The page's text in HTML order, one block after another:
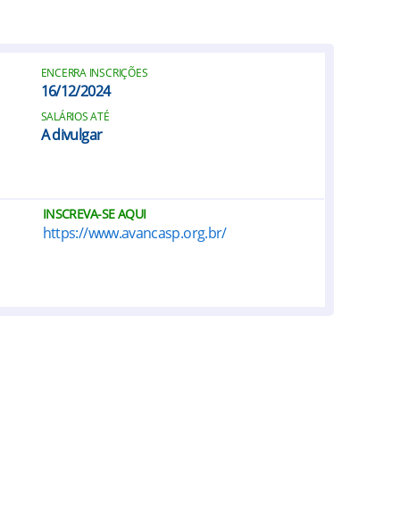
ENCERRA INSCRIÇÕES
16/12/2024
SALÁRIOS ATÉ
A divulgar
INSCREVA-SE AQUI
https://www.avancasp.org.br/